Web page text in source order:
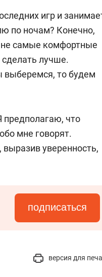
игр и
по ночам? Конечно,
не самые комфортные
лучше.
выберемся, то будем
предполагаю, что
мне говорят.
выразив уверенность,
подписаться
версия для
Рекомендуем
Опыт
природе,
с
состоянием